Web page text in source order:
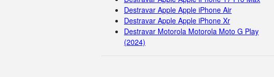
Destravar Apple Apple iPhone Air
Destravar Apple Apple iPhone Xr
Destravar Motorola Motorola Moto G Play
(2024)